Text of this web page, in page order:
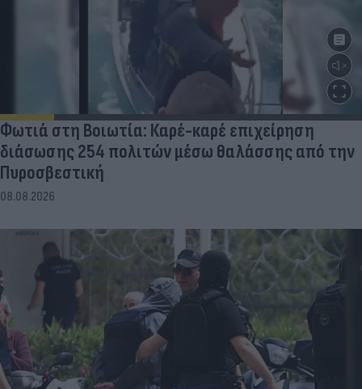
Φωτιά στη Βοιωτία: Καρέ-καρέ επιχείρηση
διάσωσης 254 πολιτών μέσω θαλάσσης από την
Πυροσβεστική
08.08.2026